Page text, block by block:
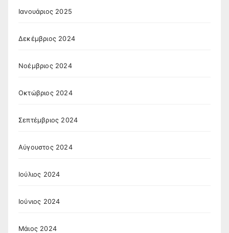
Ιανουάριος 2025
Δεκέμβριος 2024
Νοέμβριος 2024
Οκτώβριος 2024
Σεπτέμβριος 2024
Αύγουστος 2024
Ιούλιος 2024
Ιούνιος 2024
Μάιος 2024